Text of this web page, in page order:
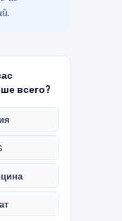
всего?